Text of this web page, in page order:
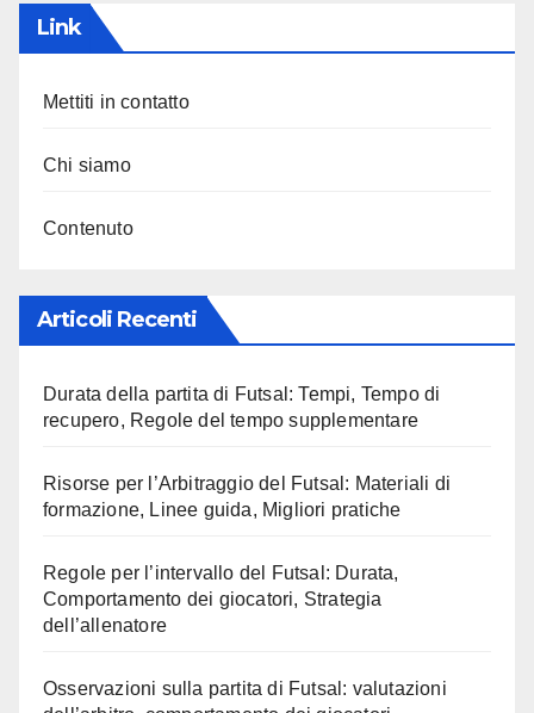
Link
Mettiti in contatto
Chi siamo
Contenuto
Articoli Recenti
Durata della partita di Futsal: Tempi, Tempo di
recupero, Regole del tempo supplementare
Risorse per l’Arbitraggio del Futsal: Materiali di
formazione, Linee guida, Migliori pratiche
Regole per l’intervallo del Futsal: Durata,
Comportamento dei giocatori, Strategia
dell’allenatore
Osservazioni sulla partita di Futsal: valutazioni